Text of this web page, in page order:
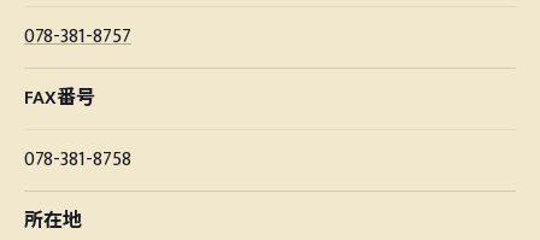
078-381-8757
FAX番号
078-381-8758
所在地